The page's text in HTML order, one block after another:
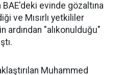
evinde gözaltına
ve Mısırlı yetkililer
ardından "alıkonulduğu"
Muhammed